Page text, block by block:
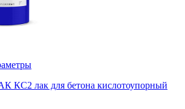
лак для бетона кислотоупорный